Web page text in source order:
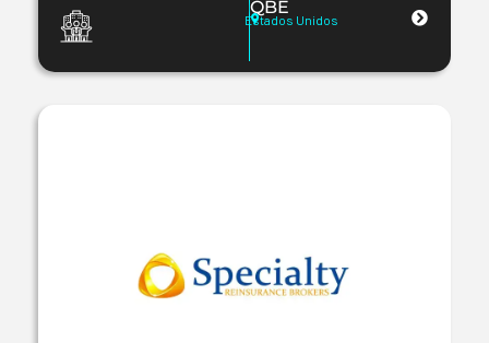
QBE
Estados Unidos